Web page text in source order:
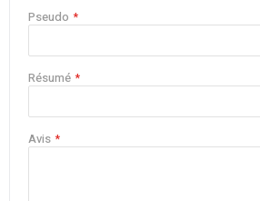
Pseudo
Résumé
Avis